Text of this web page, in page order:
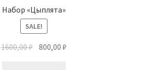
Набор «Цыплята»
SALE!
1600,00₽ 800,00₽